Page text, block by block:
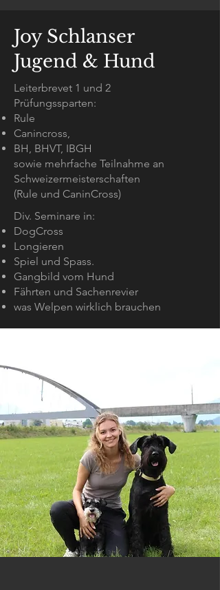
Joy Schlanser
Jugend & Hund
Leiterbrevet 1 und 2
Prüfungssparten:
Rule
Canincross,
BH, BHVT, IBGH
sowie mehrfache Teilnahme an
Schweizermeisterschaften
(Rule und CaninCross)
Div. Seminare in:
DogCross
Longieren
Spiel und Spass.
Gangbild vom Hund
Fährten und Sachenrevier
was Welpen wirklich brauchen